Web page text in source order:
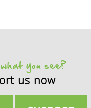
you see?
us now